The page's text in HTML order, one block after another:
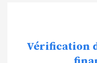
Vérification